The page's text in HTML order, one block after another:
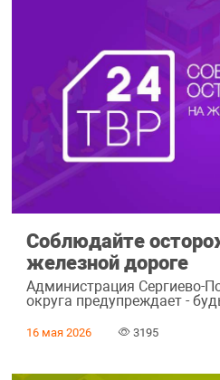
Соблюдайте
железной дороге
Администрация Сергиево-
округа предупреждает -
16 мая 2026 3195